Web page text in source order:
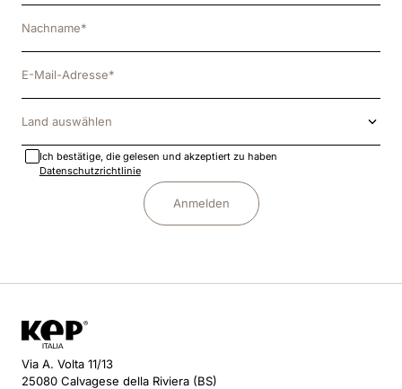
Land auswählen
Ich bestätige, die gelesen und akzeptiert zu haben
Datenschutzrichtlinie
Anmelden
Via A. Volta 11/13
25080 Calvagese della Riviera (BS)